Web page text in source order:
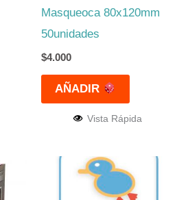
Masqueoca 80x120mm
50unidades
$4.000
AÑADIR
Vista Rápida